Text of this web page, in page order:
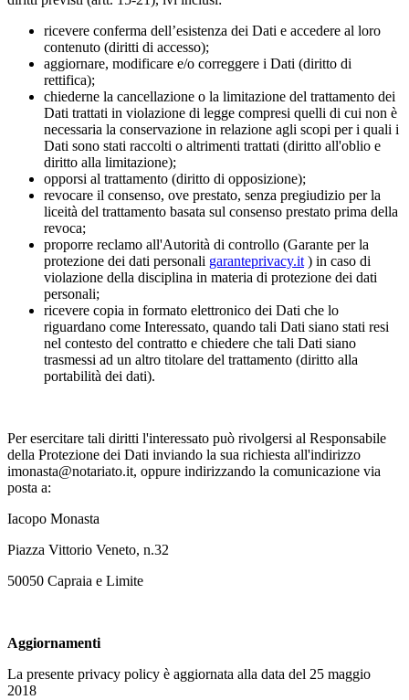
ricevere conferma dell’esistenza dei Dati e accedere al loro
contenuto (diritti di accesso);
aggiornare, modificare e/o correggere i Dati (diritto di
rettifica);
chiederne la cancellazione o la limitazione del trattamento dei
Dati trattati in violazione di legge compresi quelli di cui non è
necessaria la conservazione in relazione agli scopi per i quali i
Dati sono stati raccolti o altrimenti trattati (diritto all'oblio e
diritto alla limitazione);
opporsi al trattamento (diritto di opposizione);
revocare il consenso, ove prestato, senza pregiudizio per la
liceità del trattamento basata sul consenso prestato prima della
revoca;
proporre reclamo all'Autorità di controllo (Garante per la
protezione dei dati personali garanteprivacy.it ) in caso di
violazione della disciplina in materia di protezione dei dati
personali;
ricevere copia in formato elettronico dei Dati che lo
riguardano come Interessato, quando tali Dati siano stati resi
nel contesto del contratto e chiedere che tali Dati siano
trasmessi ad un altro titolare del trattamento (diritto alla
portabilità dei dati).
Per esercitare tali diritti l'interessato può rivolgersi al Responsabile
della Protezione dei Dati inviando la sua richiesta all'indirizzo
imonasta@notariato.it, oppure indirizzando la comunicazione via
posta a:
Iacopo Monasta
Piazza Vittorio Veneto, n.32
50050 Capraia e Limite
Aggiornamenti
La presente privacy policy è aggiornata alla data del 25 maggio
2018